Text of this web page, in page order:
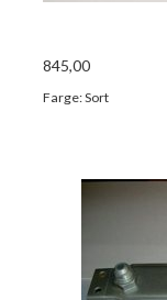
845,00
Farge: Sort